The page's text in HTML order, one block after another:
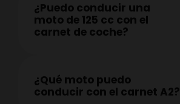
¿Puedo conducir una
moto de 125 cc con el
carnet de coche?
¿Qué moto puedo
conducir con el carnet A2?